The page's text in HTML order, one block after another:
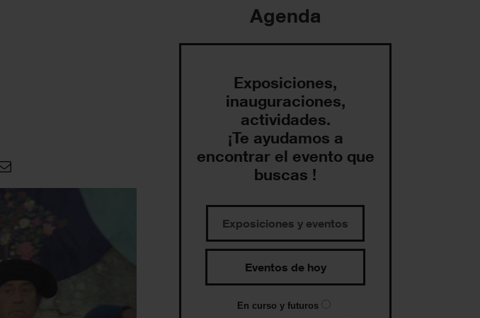
Agenda
Exposiciones,
inauguraciones,
actividades.
¡Te ayudamos a
encontrar el evento que
buscas !
Exposiciones y eventos
Eventos de hoy
En curso y futuros